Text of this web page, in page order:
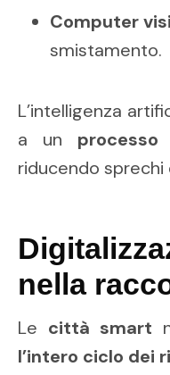
Computer
smistamento.
L’intelligenza
a un
riducendo sprechi
nella
Le città smart
l’intero ciclo dei